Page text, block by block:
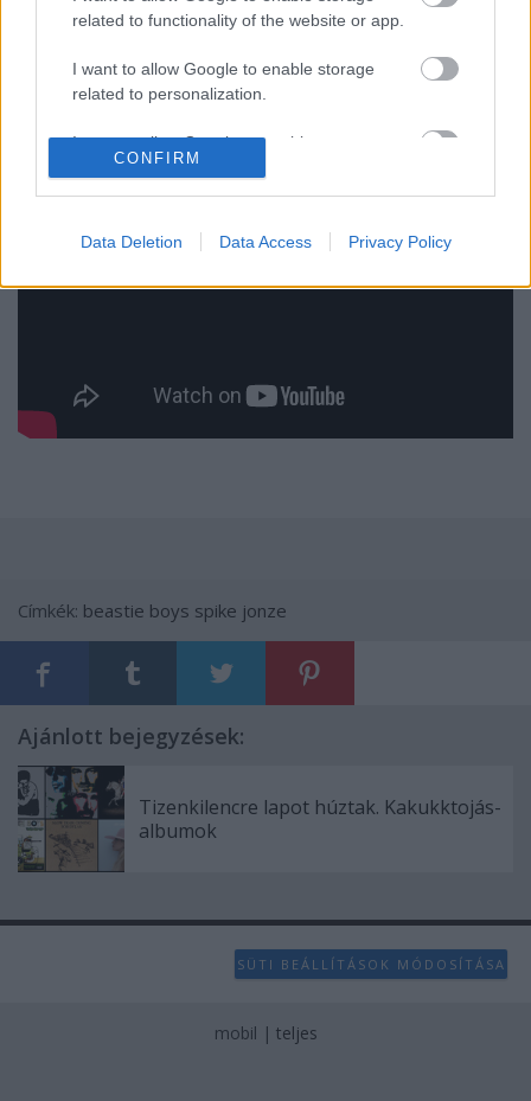
related to functionality of the website or app.
I want to allow Google to enable storage
related to personalization.
I want to allow Google to enable storage
related to security, including authentication
functionality and fraud prevention, and other
CONFIRM
Data Deletion Data Access Privacy Policy
Címkék: beastie boys spike jonze
Ajánlott bejegyzések:
Tizenkilencre lapot húztak. Kakukktojás-
albumok
SÜTI BEÁLLÍTÁSOK MÓDOSÍTÁSA
mobil | teljes